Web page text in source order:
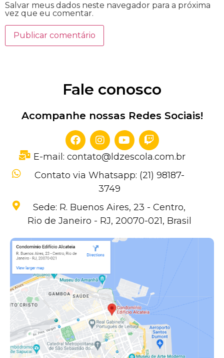
Salvar meus dados neste navegador para a próxima
vez que eu comentar.
Fale conosco
Acompanhe nossas Redes Sociais!
E-mail: contato@ldzescola.com.br
Contato via Whatsapp: (21) 98187-
3749
Sede: R. Buenos Aires, 23 - Centro,
Rio de Janeiro - RJ, 20070-021, Brasil